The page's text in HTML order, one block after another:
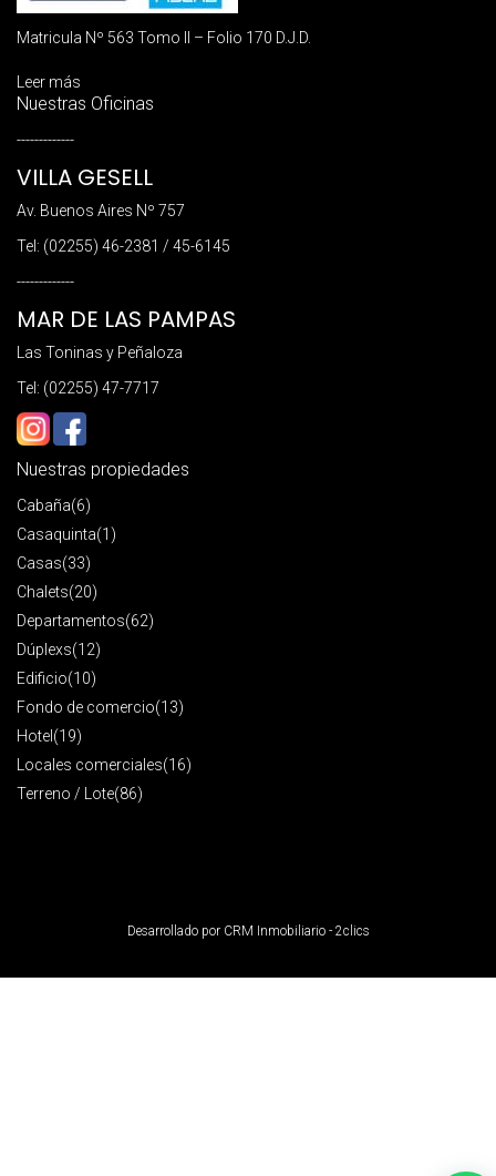
Matricula Nº 563 Tomo II – Folio 170 D.J.D.
Leer más
Nuestras Oficinas
-------------
VILLA GESELL
Av. Buenos Aires Nº 757
Tel: (02255) 46-2381 / 45-6145
-------------
MAR DE LAS PAMPAS
Las Toninas y Peñaloza
Tel: (02255) 47-7717
Nuestras propiedades
Cabaña(6)
Casaquinta(1)
Casas(33)
Chalets(20)
Departamentos(62)
Dúplexs(12)
Edificio(10)
Fondo de comercio(13)
Hotel (19)
Locales comerciales(16)
Terreno / Lote(86)
Desarrollado por CRM Inmobiliario - 2clics